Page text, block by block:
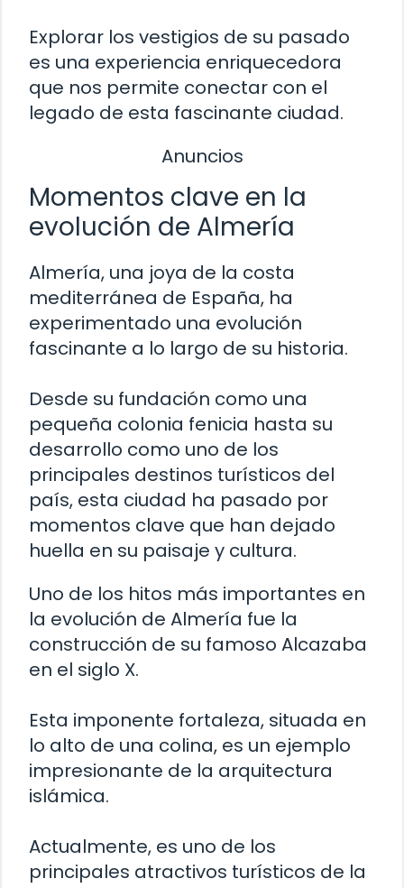
Explorar los vestigios de su pasado
es una experiencia enriquecedora
que nos permite conectar con el
legado de esta fascinante ciudad.
Anuncios
Momentos clave en la
evolución de Almería
Almería, una joya de la costa
mediterránea de España, ha
experimentado una evolución
fascinante a lo largo de su historia.
Desde su fundación como una
pequeña colonia fenicia hasta su
desarrollo como uno de los
principales destinos turísticos del
país, esta ciudad ha pasado por
momentos clave que han dejado
huella en su paisaje y cultura.
Uno de los hitos más importantes en
la evolución de Almería fue la
construcción de su famoso Alcazaba
en el siglo X.
Esta imponente fortaleza, situada en
lo alto de una colina, es un ejemplo
impresionante de la arquitectura
islámica.
Actualmente, es uno de los
principales atractivos turísticos de la